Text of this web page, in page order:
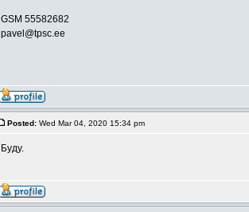
GSM 55582682
pavel@tpsc.ee
Posted: Wed Mar 04, 2020 15:34 pm
Буду.